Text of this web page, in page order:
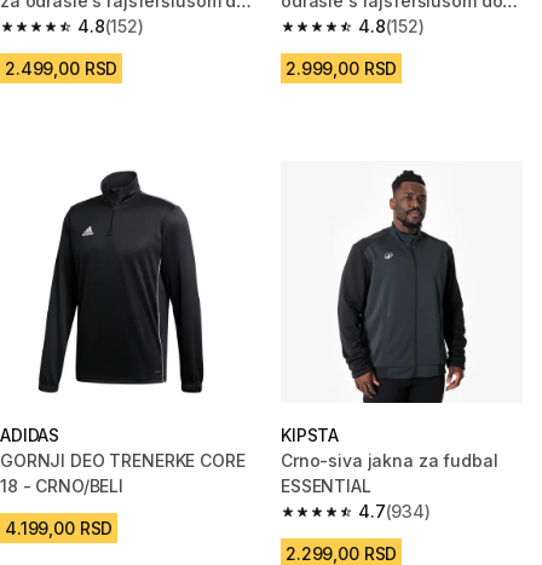
pola Viralto Dop
4.8
4.8 od 5 zvezdica from 152 Recenzije
(152)
2.499,00 RSD
pola Viralto
4.8
4.8 od 5 zvezdica from 152
(152)
2.999,00 RSD
ADIDAS
GORNJI DEO TRENERKE CORE
18 - CRNO/BELI
4.199,00 RSD
KIPSTA
Crno-siva jakna za fudbal
ESSENTIAL
4.7
4.7 od 5 zvezdica from 934
(934)
2.299,00 RSD